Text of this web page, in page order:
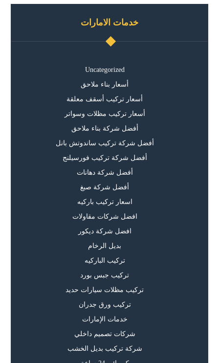
خدمات الامارات
Uncategorized
أسعار بناء ملاحق
أسعار تركيب أسقف معلقة
أسعار تركيب مظلات وسواتر
أفضل شركة بناء ملاحق
أفضل شركة تركيب ساندوتش بانل
أفضل شركة تركيب فورسيلنج
أفضل شركة دهانات
أفضل شركة صبغ
اسعار تركيب باركيه
افضل شركات مقاولات
افضل شركة ديكور
بديل الرخام
تركيب الباركيه
تركيب جبس بورد
تركيب مظلات سيارات حديد
تركيب ورق جدران
خدمات الإمارات
شركات تصميم داخلي
شركة تركيب بديل الخشب